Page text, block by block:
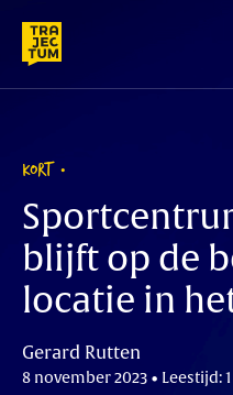
content
KORT
blijft op de
locatie in
Gerard Rutten
8 november 2023 • Leestijd: